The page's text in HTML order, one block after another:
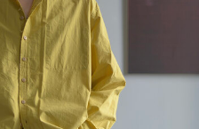
29% RAYON 27% /